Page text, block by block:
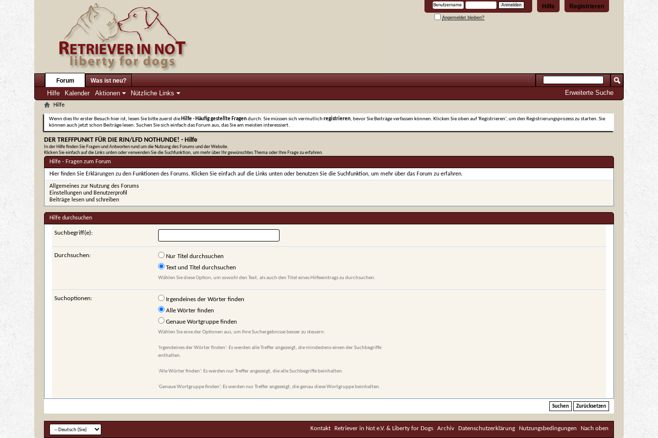
Registrieren
Hilfe
Angemeldet bleiben?
Forum
Hilfe Kalender Aktionen Nützliche Links
Was ist neu?
Erweiterte Suche
Hilfe
Wenn dies Ihr erster Besuch hier ist, lesen Sie bitte zuerst die Hilfe - Häufig gestellte Fragendurch. Sie müssen sich vermutlichregistrieren, bevor Sie Beiträge verfassen können. Klicken Sie oben auf 'Registrieren', um den Registrierungsprozess zu starten. Sie
können auch jetzt schon Beiträge lesen. Suchen Sie sich einfach das Forum aus, das Sie am meisten interessiert.
DER TREFFPUNKT FÜR DIE RIN/LFD NOTHUNDE! - Hilfe
In der Hilfe finden Sie Fragen und Antworten rund um die Nutzung des Forums und der Website.
Klicken Sie einfach auf die Links unten oder verwenden Sie die Suchfunktion, um mehr über Ihr gewünschtes Thema oder Ihre Frage zu erfahren.
Hilfe - Fragen zum Forum
Hier finden Sie Erklärungen zu den Funktionen des Forums. Klicken Sie einfach auf die Links unten oder benutzen Sie die Suchfunktion, um mehr über das Forum zu erfahren.
Allgemeines zur Nutzung des Forums
Einstellungen und Benutzerprofil
Beiträge lesen und schreiben
Hilfe durchsuchen
Suchbegriff(e):
Durchsuchen:
Nur Titel durchsuchen
Text und Titel durchsuchen
Wählen Sie diese Option, um sowohl den Text, als auch den Titel eines Hilfeeintrags zu durchsuchen.
Suchoptionen:
Irgendeines der Wörter finden
Alle Wörter finden
Genaue Wortgruppe finden
Wählen Sie eine der Optionen aus, um Ihre Suchergebnisse besser zu steuern:
'Irgendeines der Wörter finden': Es werden alle Treffer angezeigt, die mindestens einen der Suchbegriffe
enthalten.
'Alle Wörter finden': Es werden nur Treffer angezeigt, die alle Suchbegriffe beinhalten.
'Genaue Wortgruppe finden': Es werden nur Treffer angezeigt, die genau diese Wortgruppe beinhalten.
Kontakt Retriever in Not e.V. & Liberty for Dogs Archiv Datenschutzerklärung Nutzungsbedingungen Nach oben